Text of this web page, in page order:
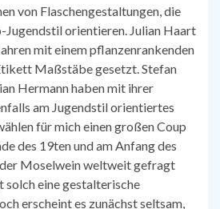
von Flaschengestaltungen, die
Jugendstil orientieren. Julian Haart
mit einem pflanzenrankenden
Maßstäbe gesetzt. Stefan
Hermann haben mit ihrer
am Jugendstil orientiertes
für mich einen großen Coup
des 19ten und am Anfang des
Moselwein weltweit gefragt
solch eine gestalterische
erscheint es zunächst seltsam,